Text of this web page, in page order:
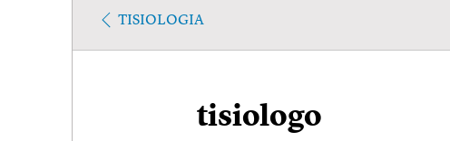
TISIOLOGIA
tisiologo